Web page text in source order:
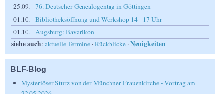
25.09.
76. Deutscher Genealogentag in Göttingen
01.10.
Bibliotheksöffnung und Workshop 14 - 17 Uhr
01.10.
Augsburg: Bavarikon
siehe auch: aktuelle Termine ·Rückblicke ·Neuigkeiten
BLF-Blog
Mysteriöser Sturz von der Münchner Frauenkirche - Vortrag am